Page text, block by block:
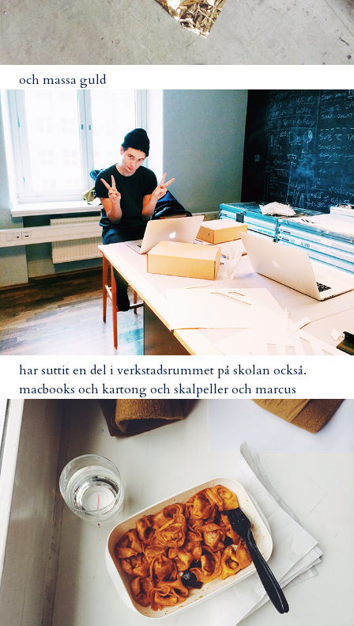
och massa guld
har suttit en del i verkstadsrummet på skolan också.
macbooks och kartong och skalpeller och marcus